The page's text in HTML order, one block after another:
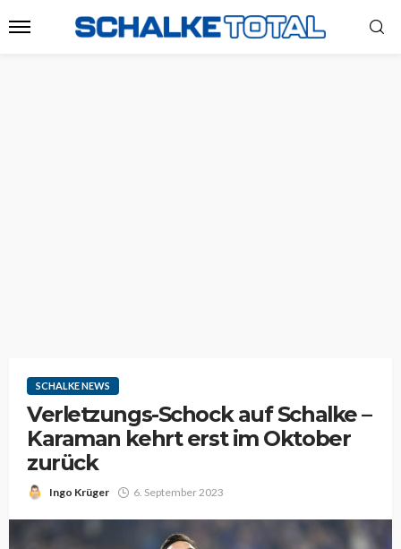
SCHALKE NEWS
Verletzungs-Schock auf Schalke –
Karaman kehrt erst im Oktober
zurück
Ingo Krüger 6. September 2023